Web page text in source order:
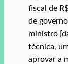
fiscal de
de
ministro
técnica,
aprovar a